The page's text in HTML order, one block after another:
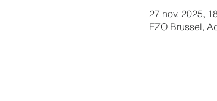
27 nov. 2025,
FZO Brussel,